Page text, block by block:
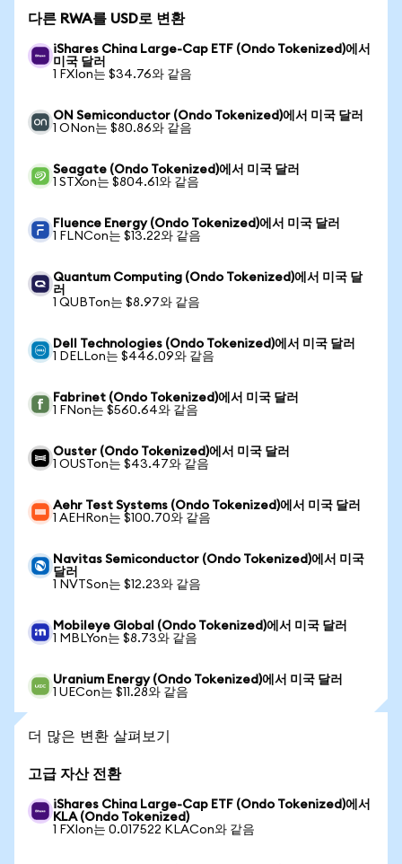
다른 RWA를 USD로 변환
iShares China Large-Cap ETF (Ondo Tokenized)에서
미국 달러
1 FXIon는 $34.76와 같음
ON Semiconductor (Ondo Tokenized)에서 미국 달러
1 ONon는 $80.86와 같음
Seagate (Ondo Tokenized)에서 미국 달러
1 STXon는 $804.61와 같음
Fluence Energy (Ondo Tokenized)에서 미국 달러
1 FLNCon는 $13.22와 같음
Quantum Computing (Ondo Tokenized)에서 미국 달
러
1 QUBTon는 $8.97와 같음
Dell Technologies (Ondo Tokenized)에서 미국 달러
1 DELLon는 $446.09와 같음
Fabrinet (Ondo Tokenized)에서 미국 달러
1 FNon는 $560.64와 같음
Ouster (Ondo Tokenized)에서 미국 달러
1 OUSTon는 $43.47와 같음
Aehr Test Systems (Ondo Tokenized)에서 미국 달러
1 AEHRon는 $100.70와 같음
Navitas Semiconductor (Ondo Tokenized)에서 미국
달러
1 NVTSon는 $12.23와 같음
Mobileye Global (Ondo Tokenized)에서 미국 달러
1 MBLYon는 $8.73와 같음
Uranium Energy (Ondo Tokenized)에서 미국 달러
1 UECon는 $11.28와 같음
더 많은 변환 살펴보기
고급 자산 전환
iShares China Large-Cap ETF (Ondo Tokenized)에서
KLA (Ondo Tokenized)
1 FXIon는 0.017522 KLACon와 같음